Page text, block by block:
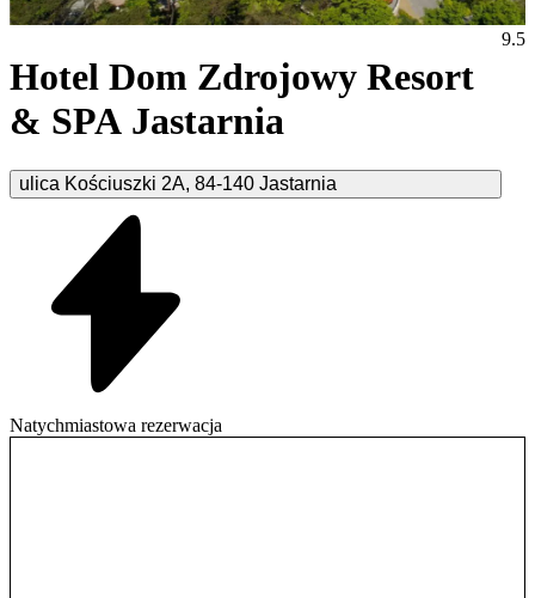
Hotel Dom Zdrojowy Resort
& SPA Jastarnia
ulica Kościuszki 2A, 84-140 Jastarnia
9.5
Natychmiastowa rezerwacja